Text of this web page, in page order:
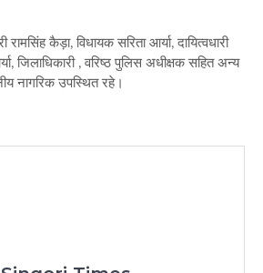
कैड़ा, विधायक सरिता आर्या, दायित्वधारी
जिलाधिकारी , वरिष्ठ पुलिस अधीक्षक सहित अन्य
नागरिक उपस्थित रहे।